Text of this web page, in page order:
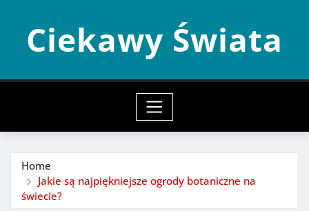
contentCiekawy Świata
Home
Jakie są najpiękniejsze ogrody botaniczne na
świecie?